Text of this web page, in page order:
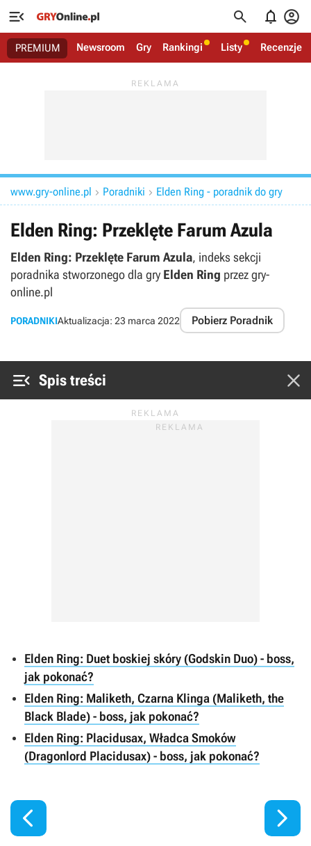
   
PREMIUM Newsroom Gry Rankingi Listy Recenzje
www.gry-online.pl  Poradniki  Elden Ring - poradnik do gry
Elden Ring: Przeklęte Farum Azula
Elden Ring: Przeklęte Farum Azula, indeks sekcji
poradnika stworzonego dla gry Elden Ring przez gry-
online.pl
PORADNIKIAktualizacja: 23 marca 2022 Pobierz Poradnik
 Spis treści 
Elden Ring: Duet boskiej skóry (Godskin Duo) - boss,
jak pokonać?
Elden Ring: Maliketh, Czarna Klinga (Maliketh, the
Black Blade) - boss, jak pokonać?
Elden Ring: Placidusax, Władca Smoków
(Dragonlord Placidusax) - boss, jak pokonać?
 